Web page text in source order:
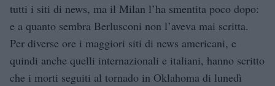
tutti i siti di news, ma il Milan l’ha smentita poco dopo:
e a quanto sembra Berlusconi non l’aveva mai scritta.
Per diverse ore i maggiori siti di news americani, e
quindi anche quelli internazionali e italiani, hanno scritto
che i morti seguiti al tornado in Oklahoma di lunedì